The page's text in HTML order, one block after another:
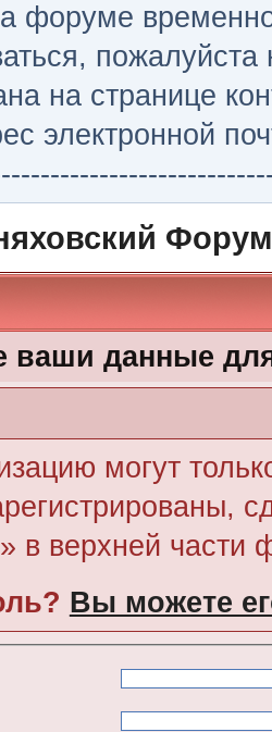
форуме
на странице
электронной
Форум
ваши данные
могут
в верхней части
Вы можете